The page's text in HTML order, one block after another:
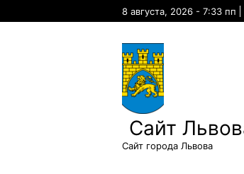
8 августа, 2026 - 7:33 пп
Сайт
Сайт города Львова